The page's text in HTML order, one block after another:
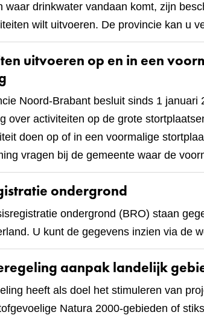
waar drinkwater vandaan komt, zijn
wilt uitvoeren. De provincie kan u
uitvoeren op en in een
Noord-Brabant besluit sinds 1
over activiteiten op de grote
doen op of in een voormalige
vragen bij de gemeente waar de
ondergrond
ondergrond (BRO) staan
U kunt de gegevens inzien via de
aanpak landelijk
heeft als doel het stimuleren van
Natura 2000-gebieden of